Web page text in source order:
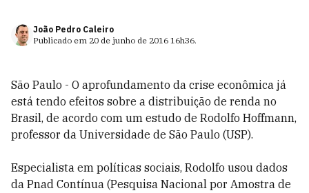
João Pedro Caleiro
Publicado em 20 de junho de 2016 16h36.
São Paulo - O aprofundamento da crise econômica já
está tendo efeitos sobre a distribuição de renda no
Brasil, de acordo com um estudo de Rodolfo Hoffmann,
professor da Universidade de São Paulo (USP).
Especialista em políticas sociais, Rodolfo usou dados
da Pnad Contínua (Pesquisa Nacional por Amostra de